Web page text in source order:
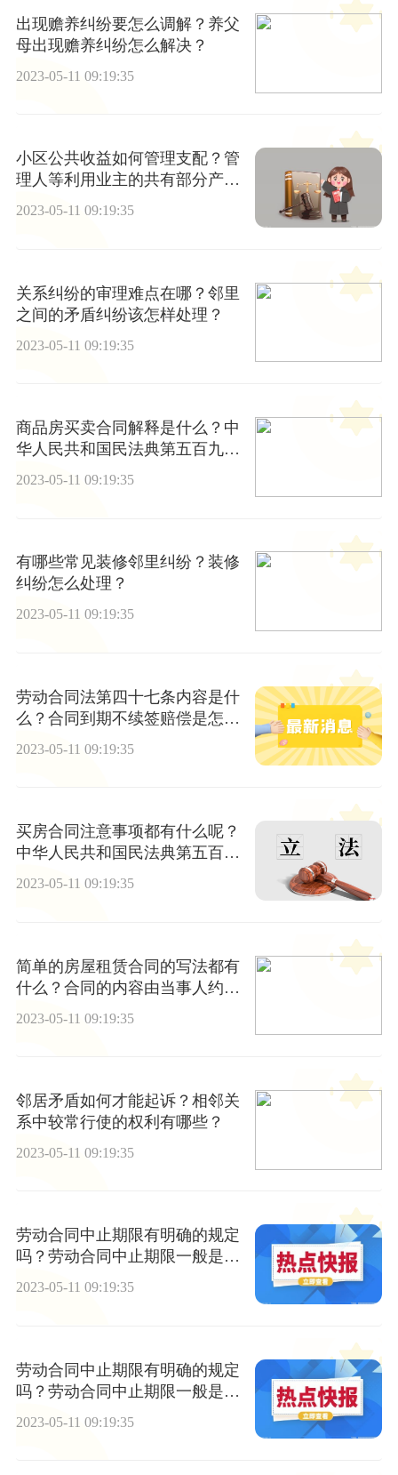
出现赡养纠纷要怎么调解？养父
母出现赡养纠纷怎么解决？
2023-05-11 09:19:35
小区公共收益如何管理支配？管
理人等利用业主的共有部分产生
的收入也属于业主共有吗？
2023-05-11 09:19:35
关系纠纷的审理难点在哪？邻里
之间的矛盾纠纷该怎样处理？
2023-05-11 09:19:35
商品房买卖合同解释是什么？中
华人民共和国民法典第五百九十
五条内容是什么？
2023-05-11 09:19:35
有哪些常见装修邻里纠纷？装修
纠纷怎么处理？
2023-05-11 09:19:35
劳动合同法第四十七条内容是什
么？合同到期不续签赔偿是怎么
2023-05-11 09:19:35
买房合同注意事项都有什么呢？
中华人民共和国民法典第五百七
十七条内容
2023-05-11 09:19:35
简单的房屋租赁合同的写法都有
什么？合同的内容由当事人约定
2023-05-11 09:19:35
邻居矛盾如何才能起诉？相邻关
系中较常行使的权利有哪些？
2023-05-11 09:19:35
劳动合同中止期限有明确的规定
吗？劳动合同中止期限一般是几
年？
2023-05-11 09:19:35
劳动合同中止期限有明确的规定
吗？劳动合同中止期限一般是几
2023-05-11 09:19:35